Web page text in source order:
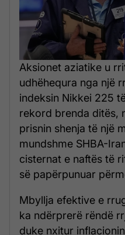
Aksionet aziatike u
udhëhequra nga një
indeksin Nikkei 225
rekord brenda ditës,
prisnin shenja të një
mundshme SHBA-
cisternat e naftës të
së papërpunuar
Mbyllja efektive e
ka ndërprerë rëndë
duke nxitur